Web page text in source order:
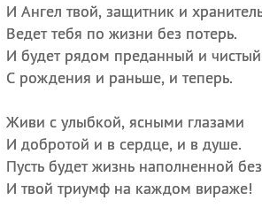
И Ангел твой, защитник и
Ведет тебя по жизни без потерь.
И будет рядом преданный и чистый
С рождения и раньше, и теперь.
Живи с улыбкой, ясными глазами
И добротой и в сердце, и в душе.
Пусть будет жизнь наполненной
И твой триумф на каждом вираже!